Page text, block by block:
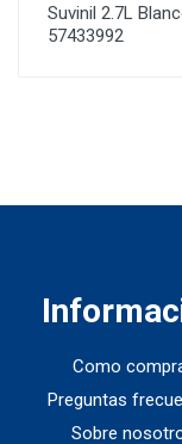
Suvinil 2.7L
57433992
Como
Preguntas
Sobre